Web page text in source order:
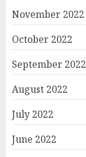
November 2022
October 2022
September 2022
August 2022
July 2022
June 2022